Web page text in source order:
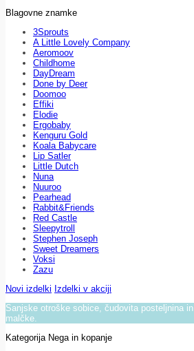
Blagovne znamke
3Sprouts
A Little Lovely Company
Aeromoov
Childhome
DayDream
Done by Deer
Doomoo
Effiki
Elodie
Ergobaby
Kenguru Gold
Koala Babycare
Lip Satler
Little Dutch
Nuna
Nuuroo
Pearhead
Rabbit&Friends
Red Castle
Sleepytroll
Stephen Joseph
Sweet Dreamers
Voksi
Zazu
Novi izdelki Izdelki v akciji
Sanjske otroške sobice, čudovita posteljnina
malčke.
Kategorija Nega in kopanje